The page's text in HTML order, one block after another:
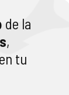
de la
,
tu